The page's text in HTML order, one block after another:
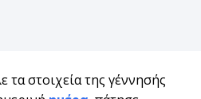
τα στοιχεία της γέννησής